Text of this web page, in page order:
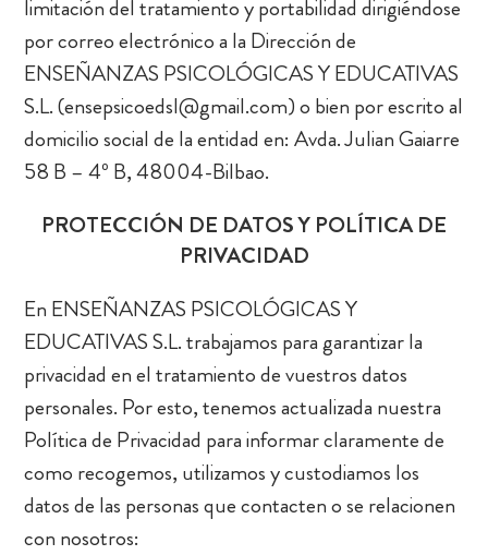
limitación del tratamiento y portabilidad dirigiéndose
por correo electrónico a la Dirección de
ENSEÑANZAS PSICOLÓGICAS Y EDUCATIVAS
S.L. (ensepsicoedsl@gmail.com) o bien por escrito al
domicilio social de la entidad en: Avda. Julian Gaiarre
58 B – 4º B, 48004-Bilbao.
PROTECCIÓN DE DATOS Y POLÍTICA DE
PRIVACIDAD
En ENSEÑANZAS PSICOLÓGICAS Y
EDUCATIVAS S.L. trabajamos para garantizar la
privacidad en el tratamiento de vuestros datos
personales. Por esto, tenemos actualizada nuestra
Política de Privacidad para informar claramente de
como recogemos, utilizamos y custodiamos los
datos de las personas que contacten o se relacionen
con nosotros: